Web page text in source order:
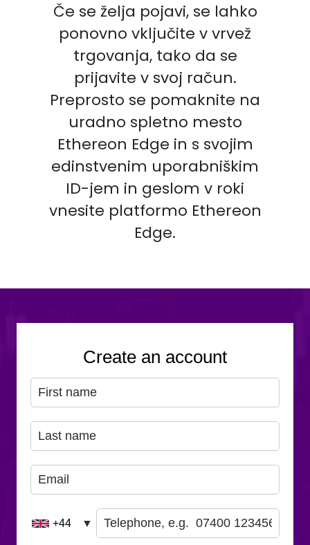
Če se želja pojavi, se lahko
ponovno vključite v vrvež
trgovanja, tako da se
prijavite v svoj račun.
Preprosto se pomaknite na
uradno spletno mesto
Ethereon Edge in s svojim
edinstvenim uporabniškim
ID-jem in geslom v roki
vnesite platformo Ethereon
Edge.